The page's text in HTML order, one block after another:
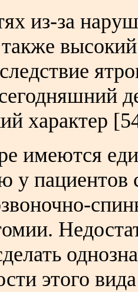
из-за
характер
имеются
у пациентов
этого